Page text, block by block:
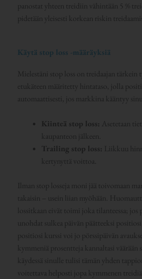
panostat yhteen treidiin vähintään 5 %
pidetään yleisesti korkean riskin
Käytä stop loss -määräyksiä
Mielestäni stop loss on treidaajan tärkein
etukäteen määritetty hintataso, jolla
automaattisesti, jos markkina kääntyy
Kiinteä stop loss: Asetetaan
kaupanteon jälkeen.
Trailing stop loss: Liikkuu
kertynyttä voittoa.
Ilman stop losseja moni jää toivomaan
takaisin – usein liian myöhään.
lossitkaan eivät toimi joka tilanteessa; jos
unohdat sulkea päivän päätteeksi
positiosi kurssi voi jo pörssipäivän
kymmeniä prosentteja kannaltasi
käydessä sinulle tulisi tämän yhden
voitettava helposti jopa kymmenen treidiä!